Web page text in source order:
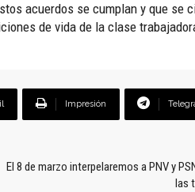
acuerdos se cumplan y que se
de vida de la clase
Impresión
El 8 de marzo interpelaremos a PNV y
las